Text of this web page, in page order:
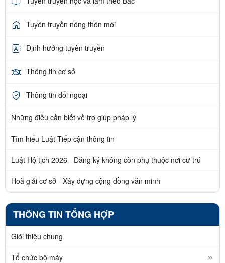
Tuyên truyền nông thôn mới
Định hướng tuyên truyền
Thông tin cơ sở
Thông tin đối ngoại
Những điều cần biết về trợ giúp pháp lý
Tìm hiểu Luật Tiếp cận thông tin
Luật Hộ tịch 2026 - Đăng ký không còn phụ thuộc nơi cư trú
Hoà giải cơ sở - Xây dựng cộng đồng văn minh
THÔNG TIN TỔNG HỢP
Giới thiệu chung
Tổ chức bộ máy